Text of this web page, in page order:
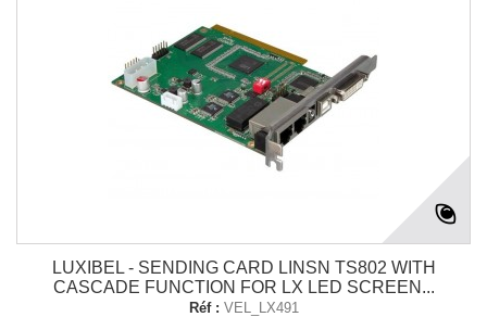
LUXIBEL - SENDING CARD LINSN TS802 WITH
CASCADE FUNCTION FOR LX LED SCREEN...
Réf : VEL_LX491